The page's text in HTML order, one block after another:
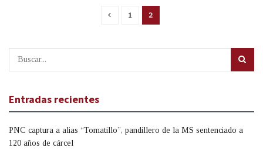
1 2
Entradas recientes
PNC captura a alias “Tomatillo”, pandillero de la MS sentenciado a
120 años de cárcel